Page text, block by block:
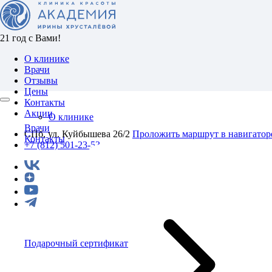
21 год с Вами!
О клинике
Врачи
Отзывы
Цены
Контакты
Акции
СПб, ул. Куйбышева 26/2 Проложить маршрут в
+7 (812) 501-23-53
О клинике
Врачи
Контакты
Подарочный сертификат